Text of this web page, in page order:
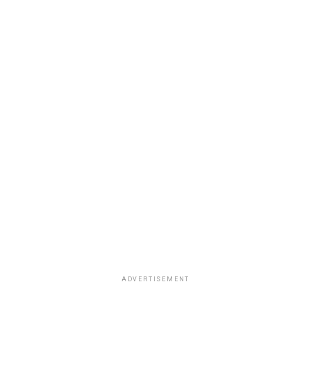
ADVERTISEMENT